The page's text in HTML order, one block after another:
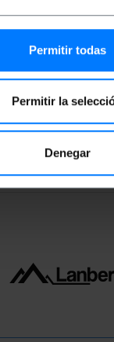
Permitir todas
Permitir la
Denegar
producte (ample x
17.0 x 20.0 x 3.0 cm
de paquets: 1
paquet: 20.0 x 17.0